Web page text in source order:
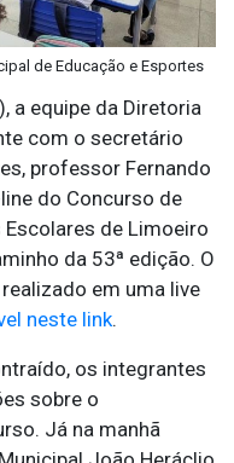
de Educação e Esportes
a equipe da Diretoria
com o secretário
professor Fernando
do Concurso de
de Limoeiro
da 53ª edição. O
em uma live
neste link.
os integrantes
sobre o
Já na manhã